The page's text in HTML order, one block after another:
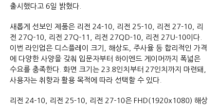
출시했다고 6일 밝혔다.
새롭게 선보인 제품은 리전 24-10, 리전 25-10, 리전 27-10, 리
전 27Q-10, 리전 27Q-11, 리전 27QD-10, 리전 27U-10이다.
이번 라인업은 디스플레이 크기, 해상도, 주사율 등 합리적인 가격
에 다양한 사양을 갖춰 입문자부터 하이엔드 게이머까지 폭넓은
수요를 충족한다. 화면 크기는 23.8인치부터 27인치까지 마련돼,
사용자는 취향과 활용 목적에 따라 선택할 수 있다.
리전 24-10, 리전 25-10, 리전 27-10은 FHD(1920x1080) 해상